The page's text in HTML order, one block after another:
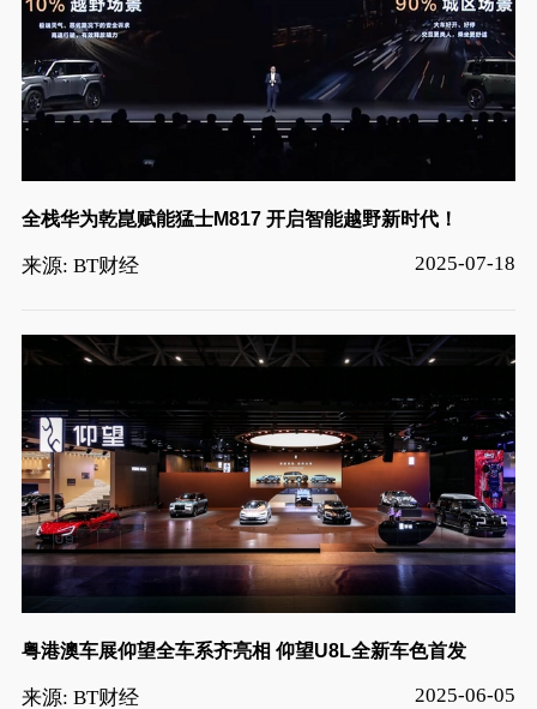
全栈华为乾崑赋能猛士M817 开启智能越野新时代！
来源: BT财经 2025-07-18
粤港澳车展仰望全车系齐亮相 仰望U8L全新车色首发
来源: BT财经 2025-06-05